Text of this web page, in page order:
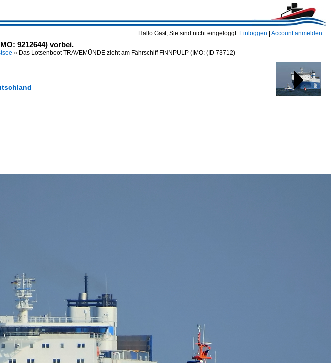
Hallo Gast, Sie sind nicht eingeloggt. Einloggen Account anmelden
9212644) vorbei.
» Das Lotsenboot TRAVEMÜNDE zieht am Fährschiff FINNPULP (IMO: (ID 73712)